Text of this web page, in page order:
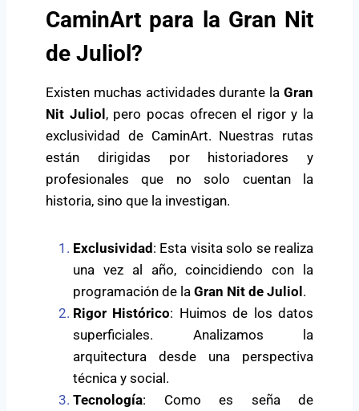
CaminArt para la Gran Nit
de Juliol?
Existen muchas actividades durante la Gran
Nit Juliol , pero pocas ofrecen el rigor y la
exclusividad de CaminArt. Nuestras rutas
están dirigidas por historiadores y
profesionales que no solo cuentan la
historia, sino que la investigan.
Exclusividad : Esta visita solo se realiza
una vez al año, coincidiendo con la
programación de la Gran Nit de Juliol .
Rigor Histórico: Huimos de los datos
superficiales. Analizamos la
arquitectura desde una perspectiva
técnica y social.
Tecnología: Como es seña de